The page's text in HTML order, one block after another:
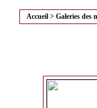
Accueil > Galeries des